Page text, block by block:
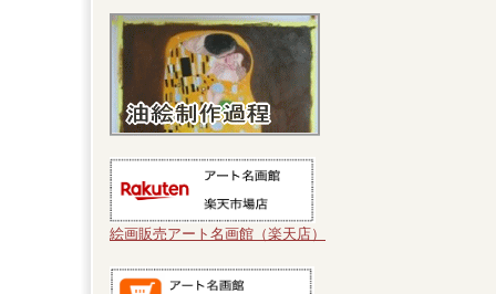
絵画販売アート名画館（楽天店）